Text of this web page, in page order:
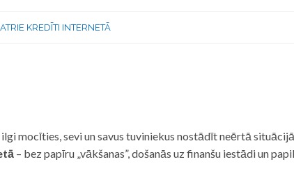
ATRIE KREDĪTI INTERNETĀ
mocīties, sevi un savus tuviniekus nostādīt neērtā
– bez papīru „vākšanas”, došanās uz finanšu iestādi un